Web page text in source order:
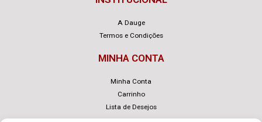
A Dauge
Termos e Condições
MINHA CONTA
Minha Conta
Carrinho
Lista de Desejos